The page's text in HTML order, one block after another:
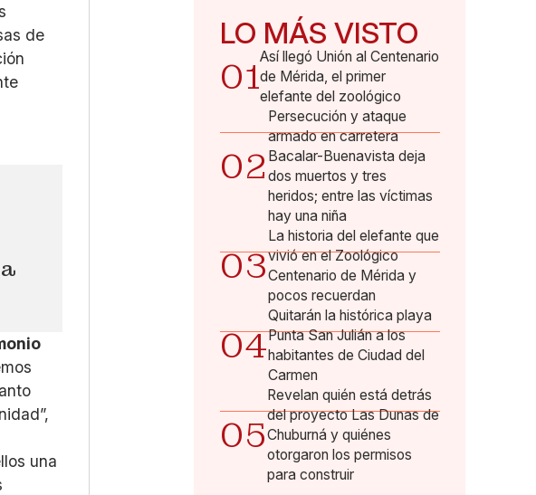
de
una
LO MÁS VISTO
01Así llegó Unión al Centenario
de Mérida, el primer
elefante del zoológico
02
Persecución y ataque
armado en carretera
Bacalar-Buenavista deja
dos muertos y tres
heridos; entre las víctimas
hay una niña
03
La historia del elefante que
vivió en el Zoológico
Centenario de Mérida y
pocos recuerdan
04
Quitarán la histórica playa
Punta San Julián a los
habitantes de Ciudad del
Carmen
05
Revelan quién está detrás
del proyecto Las Dunas de
Chuburná y quiénes
otorgaron los permisos
para construir